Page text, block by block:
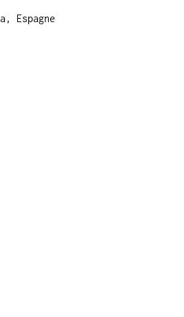
Espagne